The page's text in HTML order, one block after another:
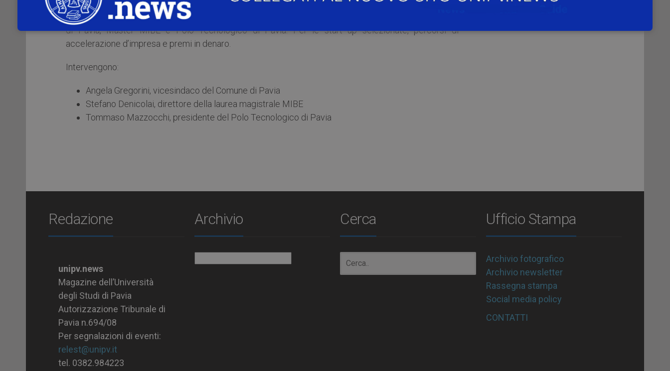
UniVenture è il progetto di sviluppo per le nuove imprese organizzato da Comune di Pavia, Università
di Pavia, Master MIBE e Polo Tecnologico di Pavia. Per le start up selezionate, percorsi di
accelerazione d’impresa e premi in denaro.
Intervengono:
Angela Gregorini, vicesindaco del Comune di Pavia
Stefano Denicolai, direttore della laurea magistrale MIBE
Tommaso Mazzocchi, presidente del Polo Tecnologico di Pavia
Redazione
unipv.news
Magazine dell’Università
degli Studi di Pavia
Autorizzazione Tribunale di
Pavia n.694/08
Per segnalazioni di eventi:
relest@unipv.it
tel. 0382.984223
Archivio Cerca Ufficio Stampa
Archivio fotografico
Archivio newsletter
Rassegna stampa
Social media policy
CONTATTI